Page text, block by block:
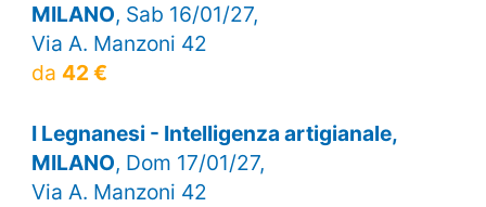
MILANO, Sab 16/01/27,
Via A. Manzoni 42
da 42 €
I Legnanesi - Intelligenza artigianale,
MILANO, Dom 17/01/27,
Via A. Manzoni 42